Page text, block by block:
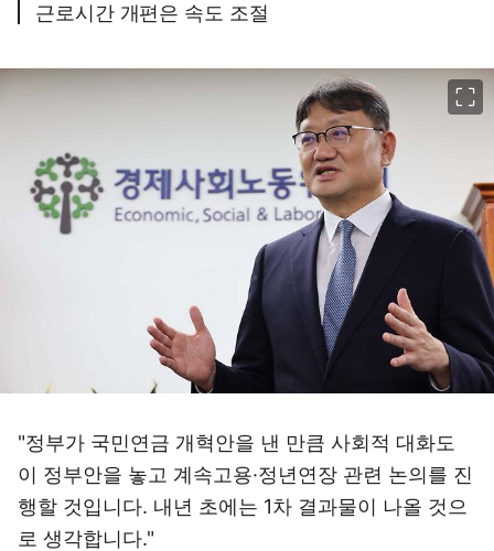
근로시간 개편은 속도 조절
"정부가 국민연금 개혁안을 낸 만큼 사회적 대화도
이 정부안을 놓고 계속고용·정년연장 관련 논의를 진
행할 것입니다. 내년 초에는 1차 결과물이 나올 것으
로 생각합니다."